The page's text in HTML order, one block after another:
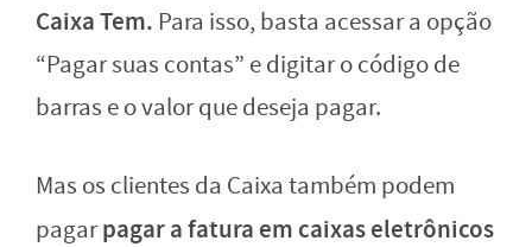
Caixa Tem. Para isso, basta acessar a opção
“Pagar suas contas” e digitar o código de
barras e o valor que deseja pagar.
Mas os clientes da Caixa também podem
pagarpagar a fatura em caixas eletrônicos